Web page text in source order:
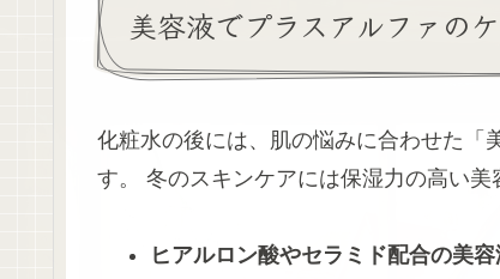
美容液でプラスアルファの
化粧水の後には、肌の悩みに合わせた「
す。 冬のスキンケアには保湿力の高い美
ヒアルロン酸やセラミド配合の美容